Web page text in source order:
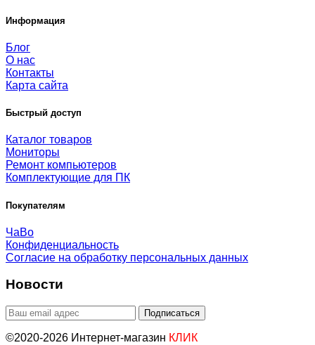
Информация
Блог
О нас
Контакты
Карта сайта
Быстрый доступ
Каталог товаров
Мониторы
Ремонт компьютеров
Комплектующие для ПК
Покупателям
ЧаВо
Конфиденциальность
Согласие на обработку персональных данных
Новости
©2020-2026 Интернет-магазин КЛИК